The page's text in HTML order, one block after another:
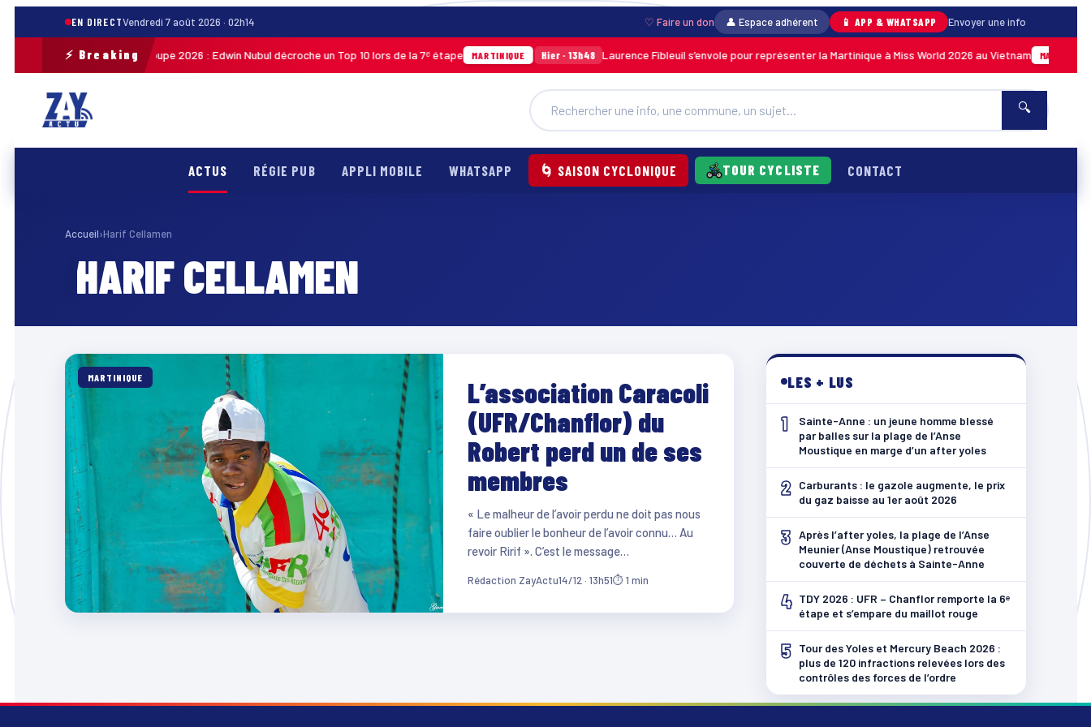
EN DIRECTVendredi 7 août 2026 · 02h14 ♡ Faire un don 👤 Espace adhérent 📱 APP & WHATSAPP Envoyer une info
⚡ Breaking
Tour cycliste de Guadeloupe 2026 : Edwin Nubul décroche un Top 10 lors de la 7ᵉ étape MARTINIQUE Hier · 13h48 Laurence Fibleuil s’envole pour représenter la Martinique à Miss World 2026 au Vietnam MARTINIQUE
🔍
ACTUS RÉGIE PUB APPLI MOBILE WHATSAPP 🌀 SAISON CYCLONIQUE TOUR CYCLISTE CONTACT
Accueil›Harif Cellamen
HARIF CELLAMEN
MARTINIQUE
L’association Caracoli
(UFR/Chanflor) du
Robert perd un de ses
membres
« Le malheur de l’avoir perdu ne doit pas nous
faire oublier le bonheur de l’avoir connu… Au
revoir Ririf ». C’est le message…
Rédaction ZayActu14/12 · 13h51⏱ 1 min
LES + LUS
1
Sainte-Anne : un jeune homme blessé
par balles sur la plage de l’Anse
Moustique en marge d’un after yoles
2
Carburants : le gazole augmente, le prix
du gaz baisse au 1er août 2026
3 Après l’after yoles, la plage de l’Anse
Meunier (Anse Moustique) retrouvée
couverte de déchets à Sainte-Anne
4 TDY 2026 : UFR – Chanflor remporte la 6ᵉ
étape et s’empare du maillot rouge
5
Tour des Yoles et Mercury Beach 2026 :
plus de 120 infractions relevées lors des
contrôles des forces de l’ordre